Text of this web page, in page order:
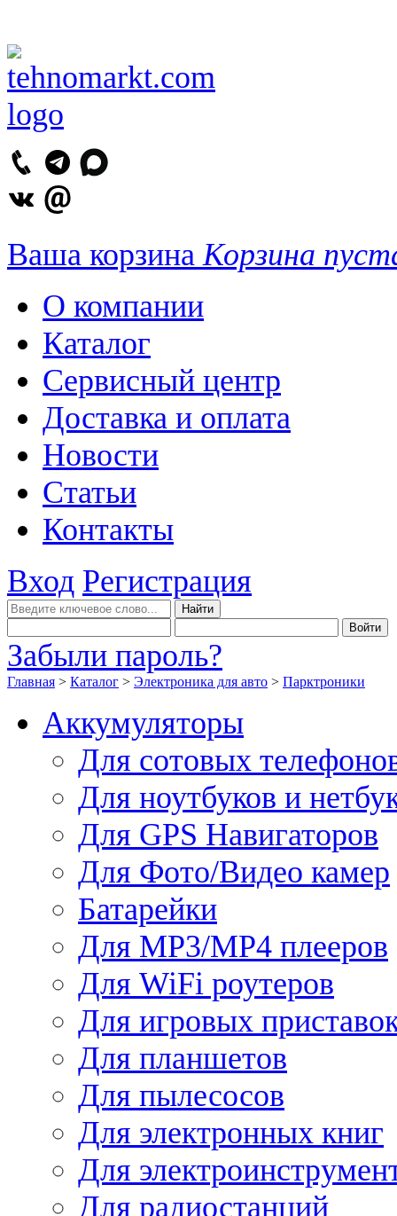
Ваша корзина Корзина
О компании
Каталог
Сервисный центр
Доставка и оплата
Новости
Статьи
Контакты
Вход Регистрация
Забыли пароль?
Главная > Каталог > Электроника для авто > Парктроники
Аккумуляторы
Для сотовых
Для ноутбуков и
Для GPS Навигаторов
Для Фото/Видео камер
Батарейки
Для MP3/MP4 плееров
Для WiFi роутеров
Для игровых
Для планшетов
Для пылесосов
Для электронных книг
Для
Для радиостанций